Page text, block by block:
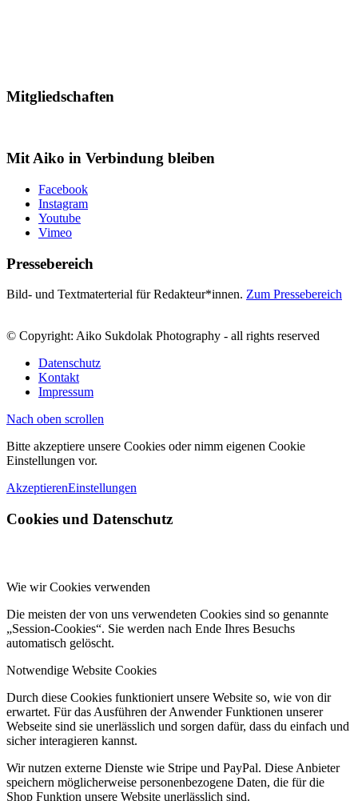
Mitgliedschaften
Mit Aiko in Verbindung bleiben
Facebook
Instagram
Youtube
Vimeo
Pressebereich
Bild- und Textmaterterial für Redakteur*innen. Zum Pressebereich
© Copyright: Aiko Sukdolak Photography - all rights reserved
Datenschutz
Kontakt
Impressum
Nach oben scrollen
Bitte akzeptiere unsere Cookies oder nimm eigenen Cookie
Einstellungen vor.
AkzeptierenEinstellungen
Cookies und Datenschutz
Wie wir Cookies verwenden
Die meisten der von uns verwendeten Cookies sind so genannte
„Session-Cookies“. Sie werden nach Ende Ihres Besuchs
automatisch gelöscht.
Notwendige Website Cookies
Durch diese Cookies funktioniert unsere Website so, wie von dir
erwartet. Für das Ausführen der Anwender Funktionen unserer
Webseite sind sie unerlässlich und sorgen dafür, dass du einfach und
sicher interagieren kannst.
Wir nutzen externe Dienste wie Stripe und PayPal. Diese Anbieter
speichern möglicherweise personenbezogene Daten, die für die
Shop Funktion unsere Website unerlässlich sind.